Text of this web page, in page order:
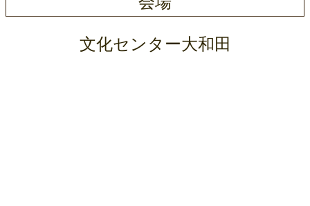
文化センター大和田